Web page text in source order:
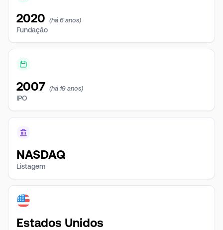
2020 (há 6 anos)
Fundação
2007 (há 19 anos)
IPO
NASDAQ
Listagem
Estados Unidos